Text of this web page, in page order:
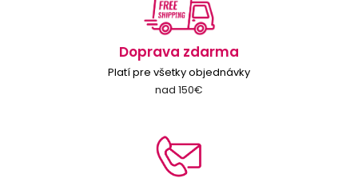
Doprava zdarma
Platí pre všetky objednávky
nad 150€